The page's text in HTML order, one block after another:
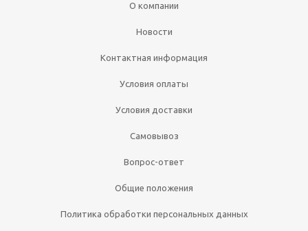
О компании
Новости
Контактная информация
Условия оплаты
Условия доставки
Самовывоз
Вопрос-ответ
Общие положения
Политика обработки персональных данных